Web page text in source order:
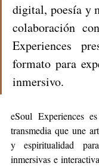
digital, poesía y
colaboración
Experiences
formato para
inmersivo.
eSoul Experiences
transmedia que une
y espiritualidad
inmersivas e